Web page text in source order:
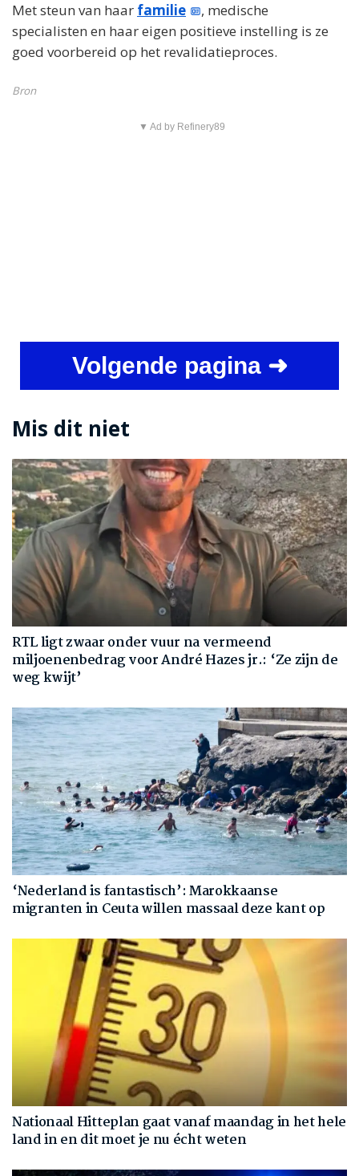
Met steun van haar familie
, medische
specialisten en haar eigen positieve instelling is ze
goed voorbereid op het revalidatieproces.
Bron
▼ Ad by Refinery89
Volgende pagina ➜
Mis dit niet
RTL ligt zwaar onder vuur na vermeend
miljoenenbedrag voor André Hazes jr.: ‘Ze zijn de
weg kwijt’
‘Nederland is fantastisch’: Marokkaanse
migranten in Ceuta willen massaal deze kant op
Nationaal Hitteplan gaat vanaf maandag in het hele
land in en dit moet je nu écht weten